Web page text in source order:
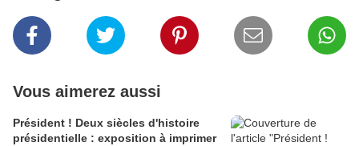
Vous aimerez aussi
Président ! Deux siècles d'histoire
présidentielle : exposition à imprimer